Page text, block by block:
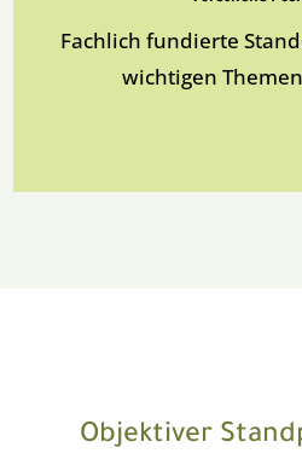
Fachlich fundierte
wichtigen
Objektiver